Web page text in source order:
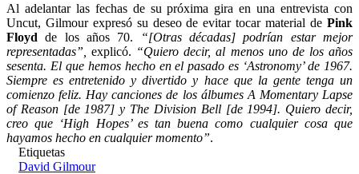
Al adelantar las fechas de su próxima gira en una entrevista con
Uncut, Gilmour expresó su deseo de evitar tocar material de Pink
Floyd de los años 70.
“[Otras décadas] podrían estar mejor
representadas”,
explicó. “Quiero decir, al menos uno de los años
sesenta. El que hemos hecho en el pasado es ‘Astronomy’ de 1967.
Siempre es entretenido y divertido y hace que la gente tenga un
comienzo feliz. Hay canciones de los álbumes A Momentary Lapse
of Reason [de 1987] y The Division Bell [de 1994]. Quiero decir,
creo que ‘High Hopes’ es tan buena como cualquier cosa que
hayamos hecho en cualquier momento”.
Etiquetas
David Gilmour